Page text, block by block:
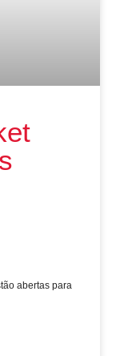
abertas para